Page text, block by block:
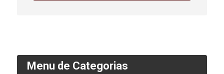
Menu de Categorias